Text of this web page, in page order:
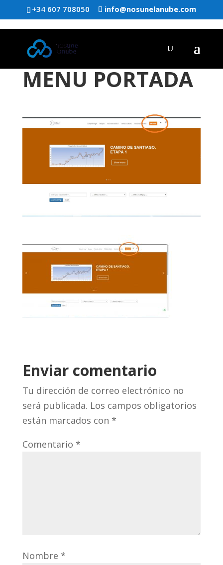
+34 607 708050 info@nosunelanube.com
MENU PORTADA
Enviar comentario
Tu dirección de correo electrónico no
será publicada. Los campos obligatorios
están marcados con *
Comentario *
Nombre *